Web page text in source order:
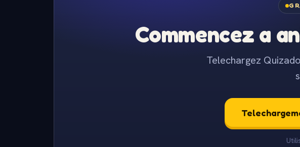
Commencez a
Telechargez